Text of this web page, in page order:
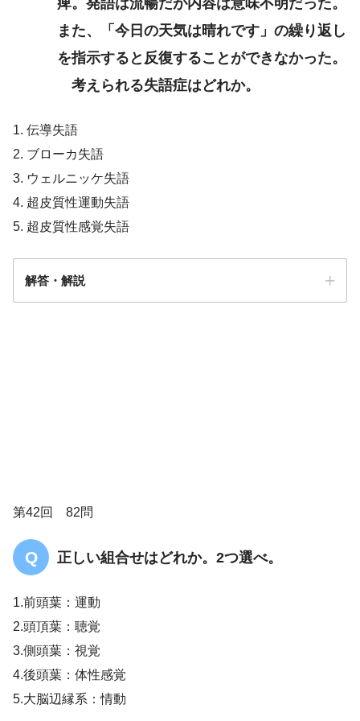
また、「今日の天気は晴れです」の繰り返し
を指示すると反復することができなかった。
考えられる失語症はどれか。
1. 伝導失語
2. ブローカ失語
3. ウェルニッケ失語
4. 超皮質性運動失語
5. 超皮質性感覚失語
解答・解説
発語は流暢
第42回 82問
正しい組合せはどれか。2つ選べ。
1.前頭葉：運動
2.頭頂葉：聴覚
3.側頭葉：視覚
4.後頭葉：体性感覚
5.大脳辺縁系：情動